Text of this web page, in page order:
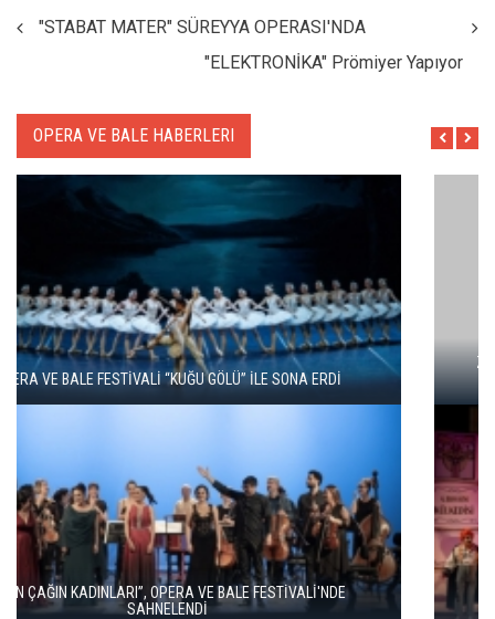
"STABAT MATER" SÜREYYA OPERASI'NDA
"ELEKTRONİKA" Prömiyer Yapıyor
OPERA VE BALE HABERLERI
ZARAFETİN AŞKIN VE TUTKUNUN DANSI: KUĞU GÖLÜ YENİDEN
SAHNEDE
16. ULUSLARARASI İSTANBUL OPERA VE BALE FESTİVALİ
“KÜLKEDİSİ” İLE BAŞLADI